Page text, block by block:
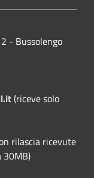
- Bussolengo
(riceve solo
rilascia ricevute
30MB)